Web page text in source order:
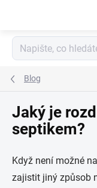
Blog
Jaký je
septikem?
Když není možné
zajistit jiný způsob